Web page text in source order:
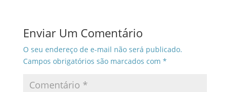
Enviar Um Comentário
O seu endereço de e-mail não será publicado.
Campos obrigatórios são marcados com *